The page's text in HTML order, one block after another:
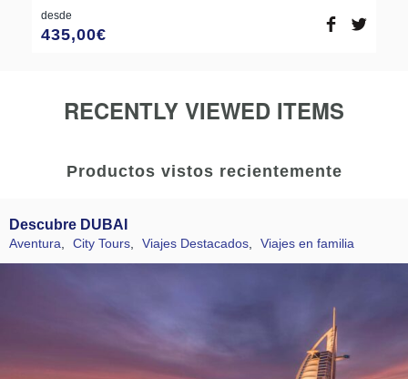
desde
435,00€
RECENTLY VIEWED ITEMS
Productos vistos recientemente
Descubre DUBAI
Aventura City Tours Viajes Destacados Viajes en familia